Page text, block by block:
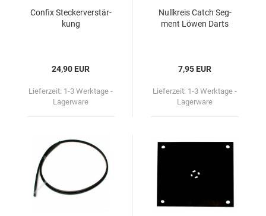
Con­fix Ste­cker­ver­stär­
kung
24,90 EUR
Lieferzeit: 1-3 Werktage -
Lagerware
Null­kreis Catch Seg­
ment Löwen Darts
7,95 EUR
Lieferzeit: 1-3 Werktage -
Lagerware